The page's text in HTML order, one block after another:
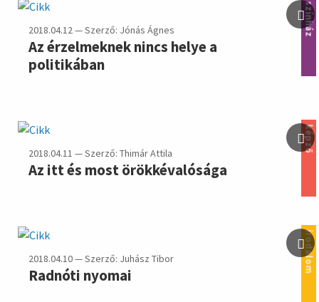
színház
2018.04.12 — Szerző: Jónás Ágnes
Az érzelmeknek nincs helye a
politikában
képző
2018.04.11 — Szerző: Thimár Attila
Az itt és most örökkévalósága
irodalom
2018.04.10 — Szerző: Juhász Tibor
Radnóti nyomai